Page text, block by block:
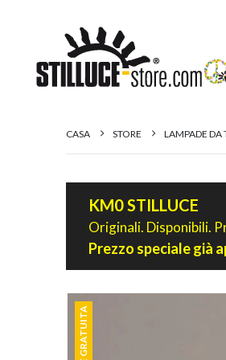
CASA STORE LAMPADE DA
KM0 STILLUCE
Originali. Disponibili.
Prezzo speciale già